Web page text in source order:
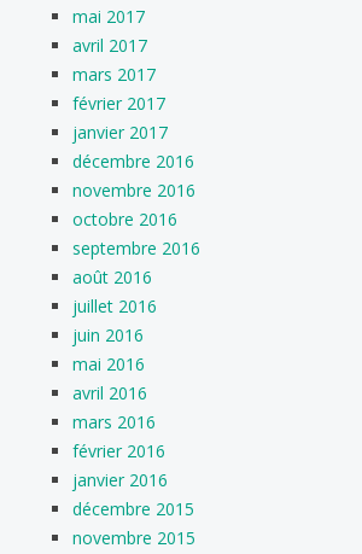
mai 2017
avril 2017
mars 2017
février 2017
janvier 2017
décembre 2016
novembre 2016
octobre 2016
septembre 2016
août 2016
juillet 2016
juin 2016
mai 2016
avril 2016
mars 2016
février 2016
janvier 2016
décembre 2015
novembre 2015